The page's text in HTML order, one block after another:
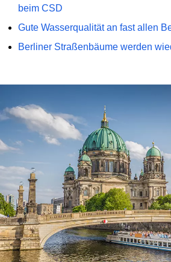
beim CSD
Gute Wasserqualität an fast allen
Berliner Straßenbäume werden